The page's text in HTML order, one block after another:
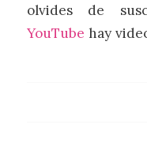
olvides de
YouTube hay